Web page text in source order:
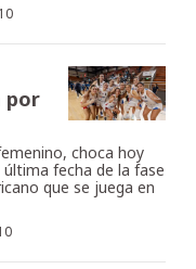
por
choca hoy
fecha de la fase
que se juega en